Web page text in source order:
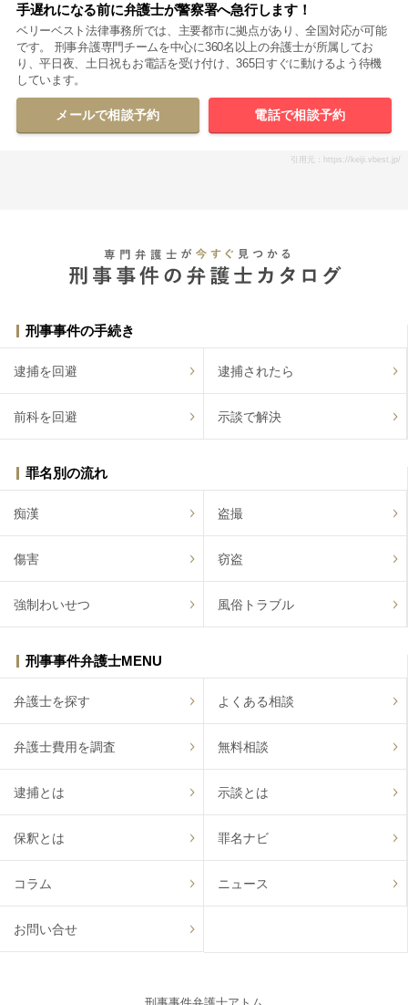
手遅れになる前に弁護士が警察署へ急行します！
ベリーベスト法律事務所では、主要都市に拠点があり、全国対応が可能
です。 刑事弁護専門チームを中心に360名以上の弁護士が所属してお
り、平日夜、土日祝もお電話を受け付け、365日すぐに動けるよう待機
しています。
メールで相談予約 電話で相談予約
引用元：https://keiji.vbest.jp/
刑事事件の手続き
逮捕を回避 逮捕されたら
前科を回避 示談で解決
罪名別の流れ
痴漢 盗撮
傷害 窃盗
強制わいせつ 風俗トラブル
刑事事件弁護士MENU
弁護士を探す よくある相談
弁護士費用を調査 無料相談
逮捕とは 示談とは
保釈とは 罪名ナビ
コラム ニュース
お問い合せ